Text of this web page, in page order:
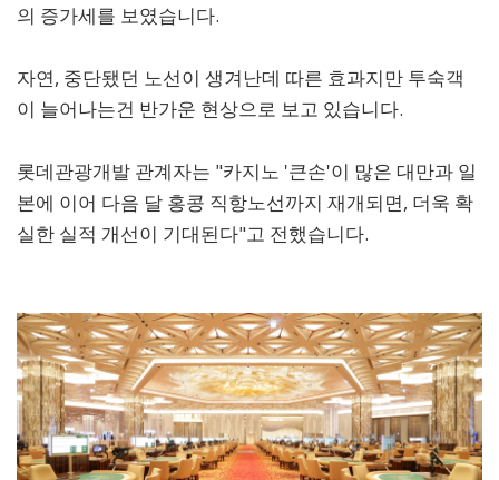
의 증가세를 보였습니다.
자연, 중단됐던 노선이 생겨난데 따른 효과지만 투숙객
이 늘어나는건 반가운 현상으로 보고 있습니다.
롯데관광개발 관계자는 "카지노 '큰손'이 많은 대만과 일
본에 이어 다음 달 홍콩 직항노선까지 재개되면, 더욱 확
실한 실적 개선이 기대된다"고 전했습니다.